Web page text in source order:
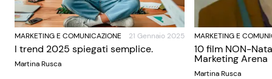
MARKETING E COMUNICAZIONE 21 Gennaio 2025
I trend 2025 spiegati semplice.
Martina Rusca
MARKETING E
10 film NON-
Marketing Arena
Martina Rusca